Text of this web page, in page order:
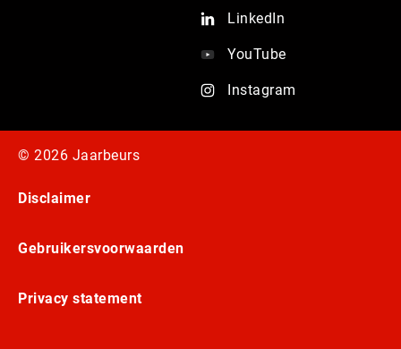
LinkedIn
YouTube
Instagram
© 2026 Jaarbeurs
Disclaimer
Gebruikersvoorwaarden
Privacy statement